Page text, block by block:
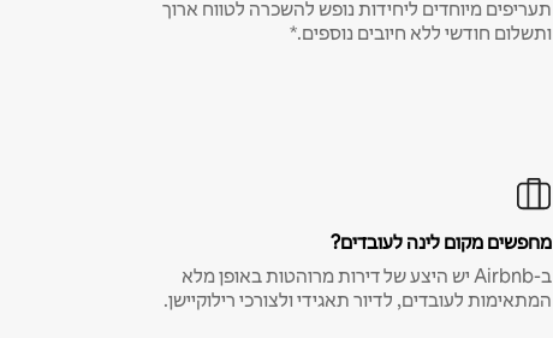
תעריפים מיוחדים ליחידות נופש להשכרה לטווח ארוך
ותשלום חודשי ללא חיובים נוספים.*
מחפשים מקום לינה לעובדים?
ב-Airbnb יש היצע של דירות מרוהטות באופן מלא
המתאימות לעובדים, לדיור תאגידי ולצורכי רילוקיישן.